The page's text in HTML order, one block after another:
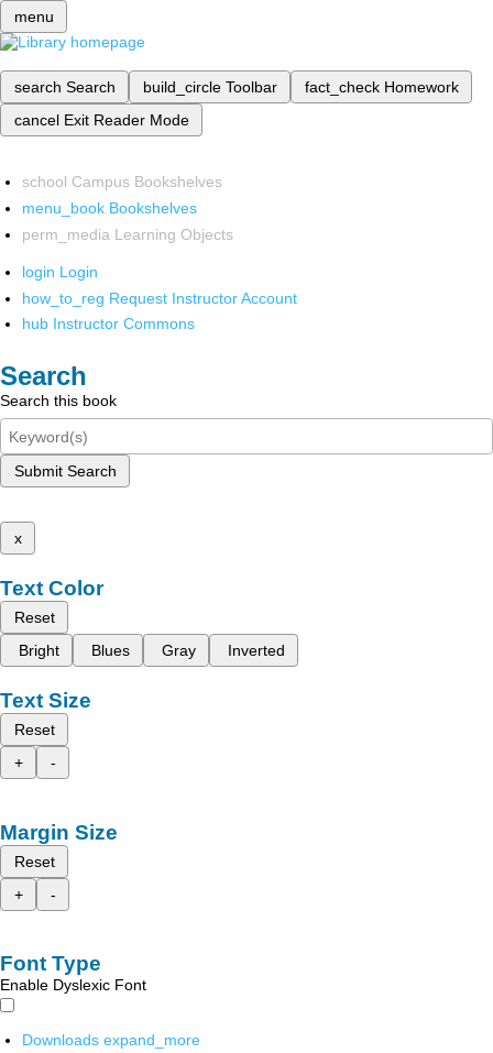
menu
search Search build_circle Toolbar fact_check Homework
cancel Exit Reader Mode
school Campus Bookshelves
menu_book Bookshelves
perm_media Learning Objects
login Login
how_to_reg Request Instructor Account
hub Instructor Commons
Search
Search this book
Submit Search
x
Text Color
Reset
Bright
Blues Gray Inverted
Text Size
Reset
+
-
Margin Size
Reset
+
-
Font Type
Enable Dyslexic Font
Downloads expand_more